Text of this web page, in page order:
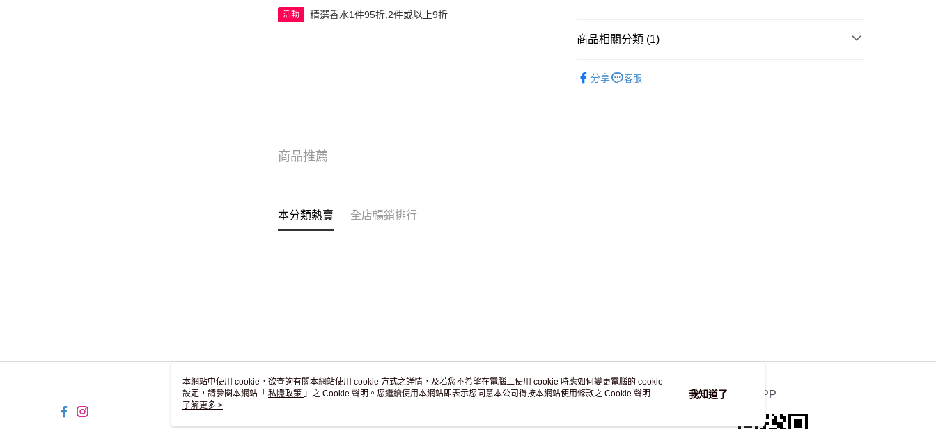
活動 精選香水1件95折,2件或以上9折
商品相關分類 (1)
分享
客服
商品推薦
本分類熱賣 全店暢銷排行
關於我們 客戶服務 官方APP
本網站中使用 cookie，欲查詢有關本網站使用 cookie 方式之詳情，及若您不希望在電腦上使用 cookie 時應如何變更電腦的 cookie
設定，請參閱本網站「 私隱政策 」之 Cookie 聲明。您繼續使用本網站即表示您同意本公司得按本網站使用條款之 Cookie 聲明使
用 cookie。
了解更多 >
我知道了